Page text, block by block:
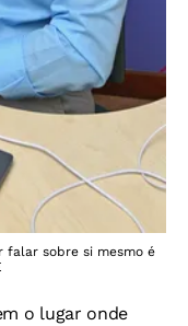
falar sobre si mesmo é
o lugar onde